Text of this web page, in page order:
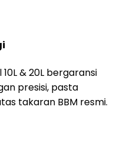
& 20L bergaransi
presisi, pasta
takaran BBM resmi.